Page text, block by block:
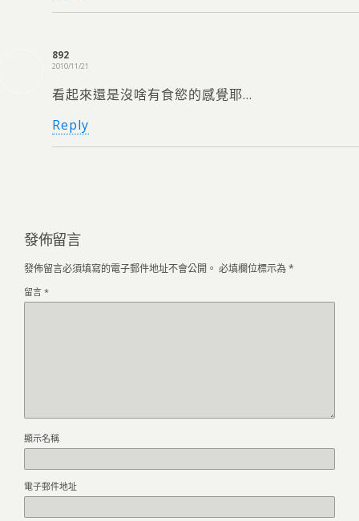
892
2010/11/21
看起來還是沒啥有食慾的感覺耶…
Reply
發佈留言
發佈留言必須填寫的電子郵件地址不會公開。 必填欄位標示為*
留言 *
顯示名稱
電子郵件地址